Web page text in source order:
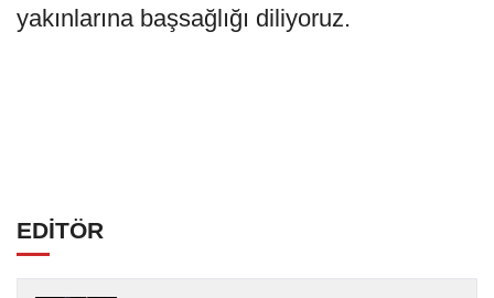
yakınlarına başsağlığı diliyoruz.
EDİTÖR